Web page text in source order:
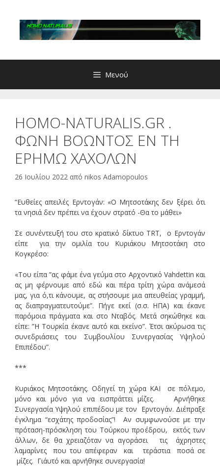
περιεχόμενο
Μενού
HOMO-NATURALIS.GR .
ΦΩΝΗ ΒΟΩΝΤΟΣ ΕΝ ΤΗ
ΕΡΗΜΩ ΧΑΧΟΛΩΝ
26 Ιουλίου 2022 από nikos Adamopoulos
“Ευθείες απειλές Ερντογάν: «Ο Μητσοτάκης δεν ξέρει ότι
τα νησιά δεν πρέπει να έχουν στρατό -Θα το μάθει»
Σε συνέντευξή του στο κρατικό δίκτυο TRT, ο Ερντογάν
είπε για την ομιλία του Κυριάκου Μητσοτάκη στο
Κογκρέσο:
«Του είπα ”ας φάμε ένα γεύμα στο Αρχοντικό Vahdettin και
ας μη φέρνουμε από εδώ και πέρα ​​τρίτη χώρα ανάμεσά
μας, για ό,τι κάνουμε, ας στήσουμε μια απευθείας γραμμή,
ας διαπραγματευτούμε”. Πήγε εκεί (σ.σ. ΗΠΑ) και έκανε
παρόμοια πράγματα και στο Νταβός. Μετά σηκώθηκε και
είπε: ”Η Τουρκία έκανε αυτό και εκείνο”. Έτσι ακύρωσα τις
συνεδριάσεις του Συμβουλίου Συνεργασίας Υψηλού
Επιπέδου”.
***
Κυριάκος Μητσοτάκης. Οδηγεί τη χώρα ΚΑΙ σε πόλεμο,
μόνο και μόνο για να εισπράττει μίζες. Αρνήθηκε
Συνεργασία Υψηλού επιπέδου με τον Ερντογάν. Διέπραξε
έγκλημα “εσχάτης προδοσίας”! Αν συμφωνούσε με την
πρόταση-πρόσκληση του Τούρκου προέδρου, εκτός των
άλλων, δε θα χρειαζόταν να αγοράσει τις άχρηστες
λαμαρίνες που του απέφεραν και τεράστια ποσά σε
μίζες. Γι΄αυτό και αρνήθηκε συνεργασία!